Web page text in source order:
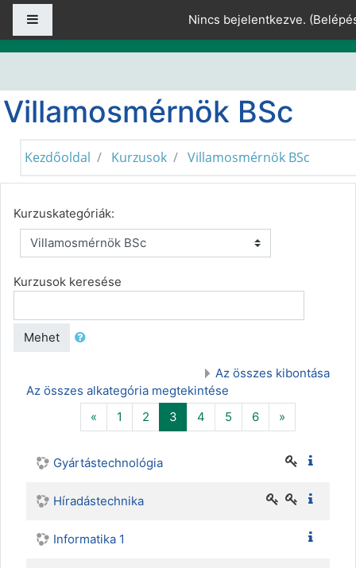
Tovább a fő tartalomhoz
Nincs bejelentkezve. (
Villamosmérnök BSc
Kezdőoldal Kurzusok Villamosmérnök BSc
Kurzuskategóriák:
Kurzusok keresése
Mehet
Az összes kibontása
Az összes alkategória megtekintése
« Előző1 2 3 (aktuális)
4 5 6 »
Gyártástechnológia
Híradástechnika
Informatika 1